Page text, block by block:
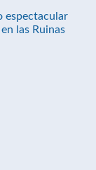
espectacular
las Ruinas